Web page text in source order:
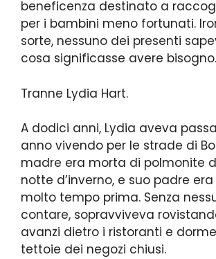
beneficenza destinato a
per i bambini meno fortunati.
sorte, nessuno dei presenti
cosa significasse avere bisogno.
Tranne Lydia Hart.
A dodici anni, Lydia aveva
anno vivendo per le strade di
madre era morta di polmonite
notte d’inverno, e suo padre
molto tempo prima. Senza
contare, sopravviveva
avanzi dietro i ristoranti e
tettoie dei negozi chiusi.